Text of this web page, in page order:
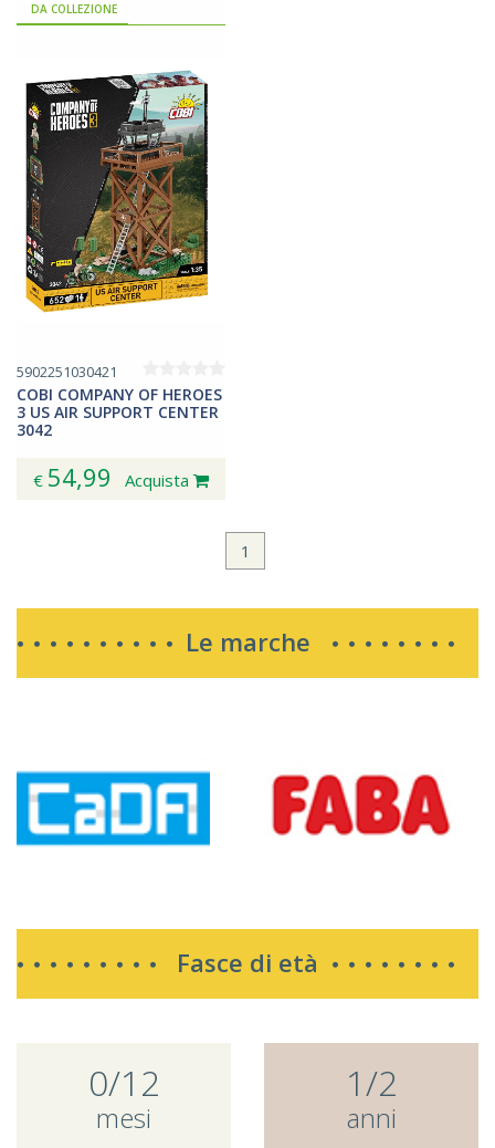
DA COLLEZIONE
5902251030421
COBI COMPANY OF HEROES
3 US AIR SUPPORT CENTER
3042
€ 54,99 Acquista
1
Le marche
Fasce di età
0/12
mesi
1/2
anni